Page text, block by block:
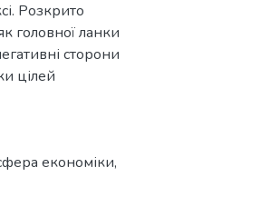
Розкрито
головної ланки
сторони
цілей
економіки,